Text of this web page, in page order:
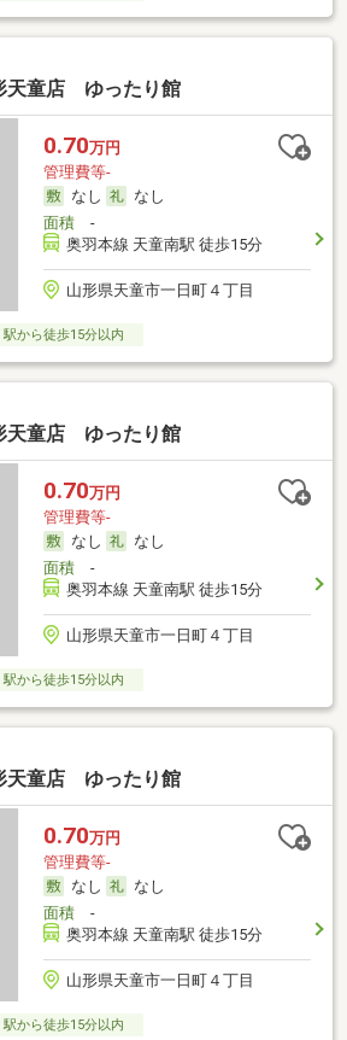
天童店 ゆったり館
0.70万円
管理費等-
なし
なし
面積-
奥羽本線 天童南駅 徒歩15分
山形県天童市一日町４丁目
駅から徒歩15分以内
天童店 ゆったり館
0.70万円
管理費等-
なし
なし
面積-
奥羽本線 天童南駅 徒歩15分
山形県天童市一日町４丁目
駅から徒歩15分以内
天童店 ゆったり館
0.70万円
管理費等-
なし
なし
面積-
奥羽本線 天童南駅 徒歩15分
山形県天童市一日町４丁目
駅から徒歩15分以内